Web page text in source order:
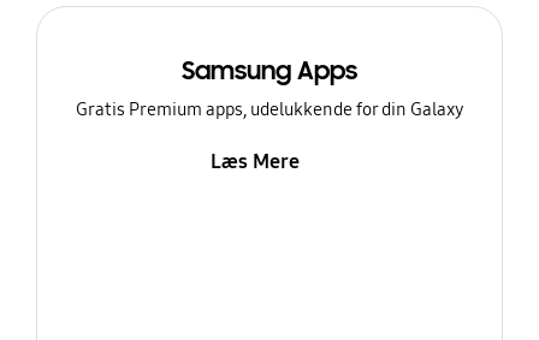
Samsung Apps
Gratis Premium apps, udelukkende for din Galaxy
Læs Mere